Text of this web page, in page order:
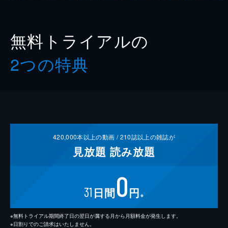
無料トライアルの
2つの特典
420,000本以上の動画 /210誌以上の雑誌が
見放題 読み放題
31 日間0円 ※
※無料トライアル期間終了日の翌日が属する月から月額料金が発生します。
※日割りでのご請求はいたしません。